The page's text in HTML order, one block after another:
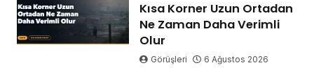
Kısa Korner Uzun Ortadan
Ne Zaman Daha Verimli
Olur
Görüşleri 6 Ağustos 2026